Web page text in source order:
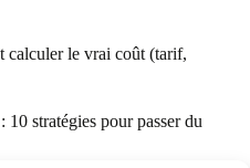
calculer le vrai coût (tarif,
stratégies pour passer du